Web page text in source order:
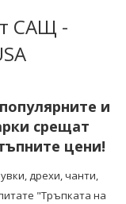
САЩ -
и
срещат
цени!
дрехи, чанти,
"Тръпката на